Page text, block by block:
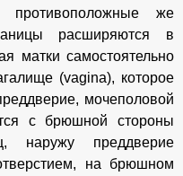
противоположные же
расширяются в
матки самостоятельно
(vagina), которое
мочеполовой
с брюшной стороны
наружу преддверие
на брюшном